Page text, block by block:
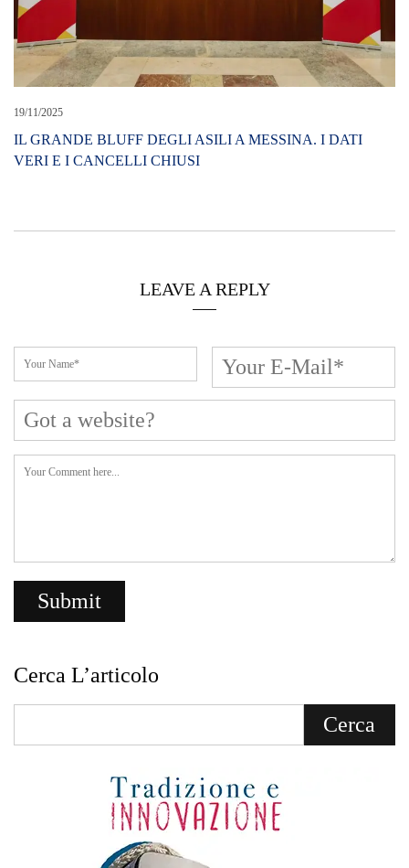
19/11/2025
IL GRANDE BLUFF DEGLI ASILI A MESSINA. I DATI
VERI E I CANCELLI CHIUSI
LEAVE A REPLY
Cerca L’articolo